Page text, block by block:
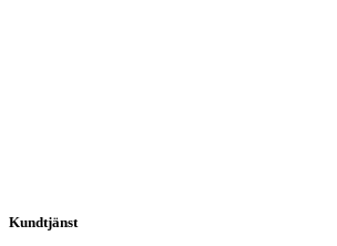
Kundtjänst